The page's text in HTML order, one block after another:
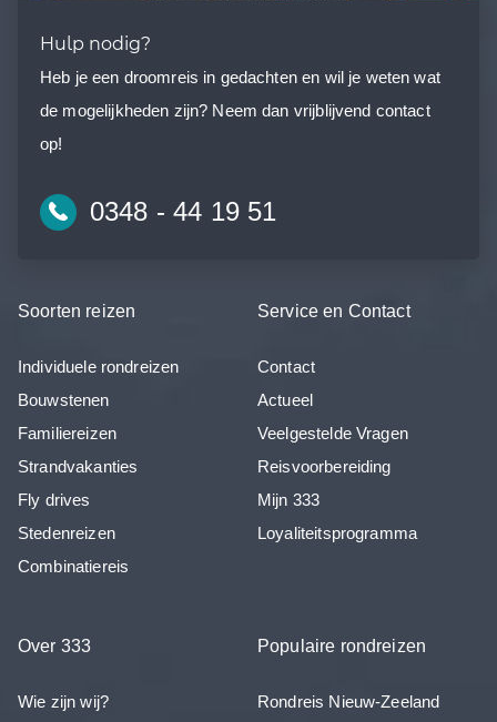
Hulp nodig?
Heb je een droomreis in gedachten en wil je weten wat
de mogelijkheden zijn? Neem dan vrijblijvend contact
op!
0348 - 44 19 51
Soorten reizen
Individuele rondreizen
Bouwstenen
Familiereizen
Strandvakanties
Fly drives
Stedenreizen
Combinatiereis
Service en Contact
Contact
Actueel
Veelgestelde Vragen
Reisvoorbereiding
Mijn 333
Loyaliteitsprogramma
Over 333
Wie zijn wij?
Populaire rondreizen
Rondreis Nieuw-Zeeland